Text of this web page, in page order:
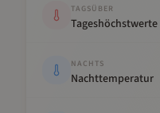
TAGSÜBER
Tageshöchstwerte
NACHTS
Nachttemperatur